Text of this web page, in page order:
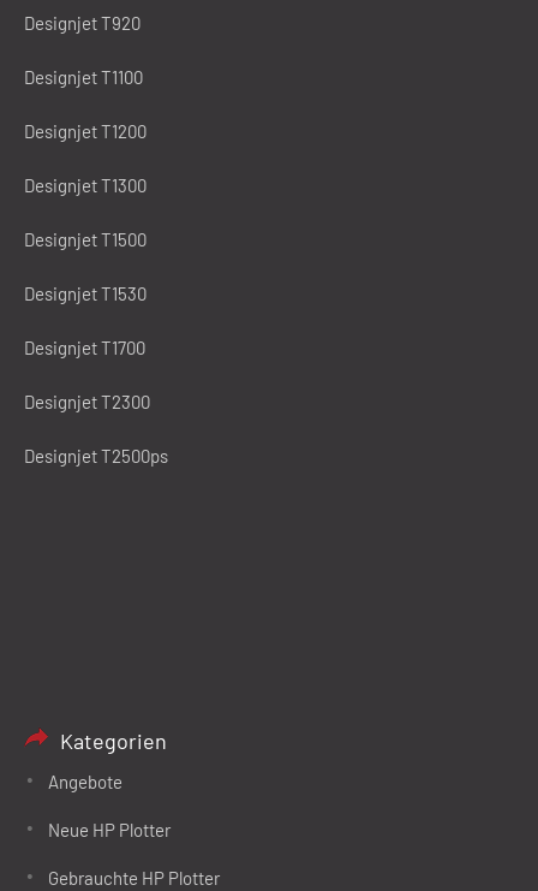
Designjet T920
Designjet T1100
Designjet T1200
Designjet T1300
Designjet T1500
Designjet T1530
Designjet T1700
Designjet T2300
Designjet T2500ps
Kategorien
Angebote
Neue HP Plotter
Gebrauchte HP Plotter